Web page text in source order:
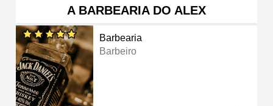
A BARBEARIA DO ALEX
Barbearia
Barbeiro